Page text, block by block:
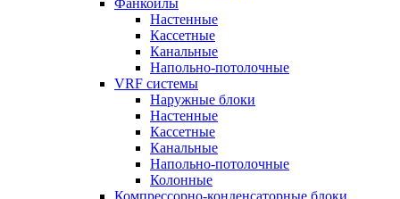
Фанкойлы
Настенные
Кассетные
Канальные
Напольно-потолочные
VRF системы
Наружные блоки
Настенные
Кассетные
Канальные
Напольно-потолочные
Колонные
Компрессорно-конденсаторные блоки